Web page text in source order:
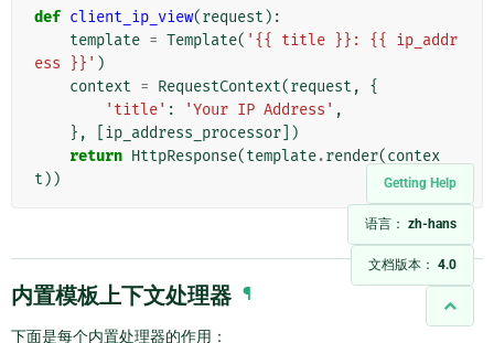
Getting Help
语言： zh-hans
文档版本： 4.0
def client_ip_view(request ):
template = Template( '{{ title }}: {{ ip_addr
ess }}' )
context = RequestContext(request ,
{
'title' : 'Your IP Address' ,
},
ip_address_processor ])
return HttpResponse(template.render(contex
t ))
内置模板上下文处理器 ¶
下面是每个内置处理器的作用：